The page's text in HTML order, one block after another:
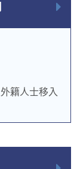
籍人士移入